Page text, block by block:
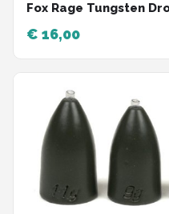
Fox Rage Tungsten
€ 16,00